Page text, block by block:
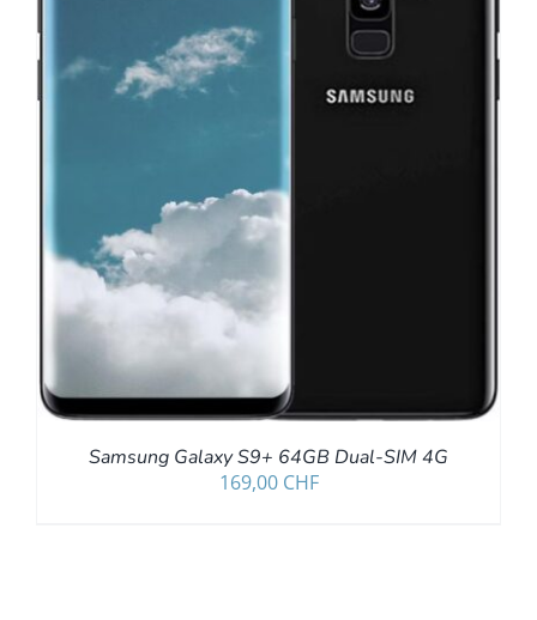
Samsung Galaxy S9+ 64GB Dual-SIM 4G
169,00 CHF